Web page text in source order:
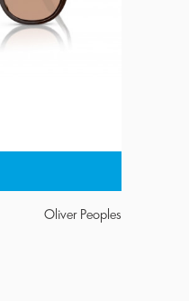
Oliver Peoples